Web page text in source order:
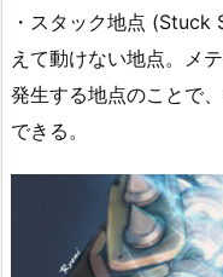
・スタック地点
えて動けない地点。メ
発生する地点のことで
できる。